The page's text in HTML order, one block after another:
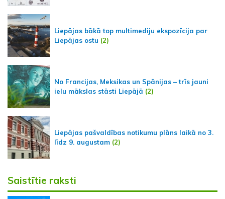
Liepājas bākā top multimediju ekspozīcija par
Liepājas ostu (2)
No Francijas, Meksikas un Spānijas – trīs jauni
ielu mākslas stāsti Liepājā (2)
Liepājas pašvaldības notikumu plāns laikā no 3.
līdz 9. augustam (2)
Saistītie raksti